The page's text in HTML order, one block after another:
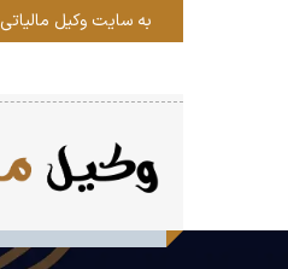
به سایت وکیل مالیاتی